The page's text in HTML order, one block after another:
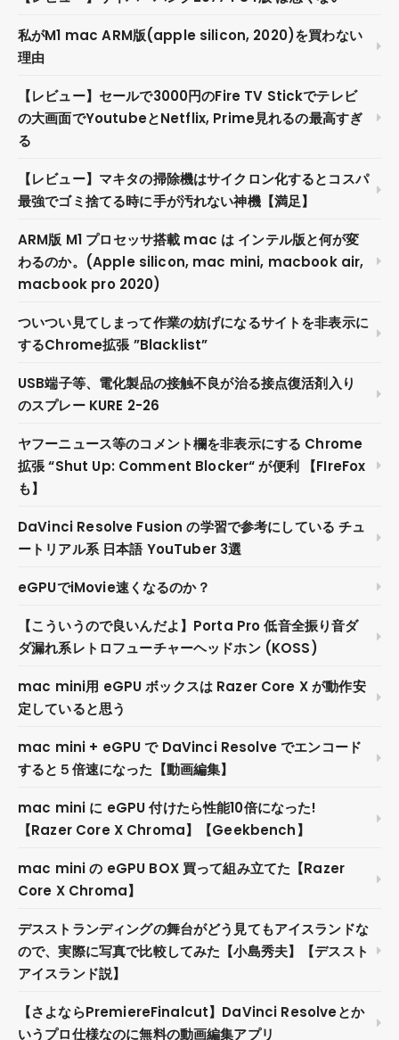
私がM1 mac ARM版(apple silicon, 2020)を買わない
理由
【レビュー】セールで3000円のFire TV Stickでテレビ
の大画面でYoutubeとNetflix, Prime見れるの最高すぎ
る
【レビュー】マキタの掃除機はサイクロン化するとコスパ
最強でゴミ捨てる時に手が汚れない神機【満足】
ARM版 M1 プロセッサ搭載 mac は インテル版と何が変
わるのか。(Apple silicon, mac mini, macbook air,
macbook pro 2020)
ついつい見てしまって作業の妨げになるサイトを非表示に
するChrome拡張 ”Blacklist”
USB端子等、電化製品の接触不良が治る接点復活剤入り
のスプレー KURE 2-26
ヤフーニュース等のコメント欄を非表示にする Chrome
拡張 “Shut Up: Comment Blocker“ が便利 【FIreFox
も】
DaVinci Resolve Fusion の学習で参考にしている チュ
ートリアル系 日本語 YouTuber 3選
eGPUでiMovie速くなるのか？
【こういうので良いんだよ】Porta Pro 低音全振り音ダ
ダ漏れ系レトロフューチャーヘッドホン (KOSS)
mac mini用 eGPU ボックスは Razer Core X が動作安
定していると思う
mac mini + eGPU で DaVinci Resolve でエンコード
すると５倍速になった【動画編集】
mac mini に eGPU 付けたら性能10倍になった!
【Razer Core X Chroma】【Geekbench】
mac mini の eGPU BOX 買って組み立てた【Razer
Core X Chroma】
デスストランディングの舞台がどう見てもアイスランドな
ので、実際に写真で比較してみた【小島秀夫】【デススト
アイスランド説】
【さよならPremiereFinalcut】DaVinci Resolveとか
いうプロ仕様なのに無料の動画編集アプリ